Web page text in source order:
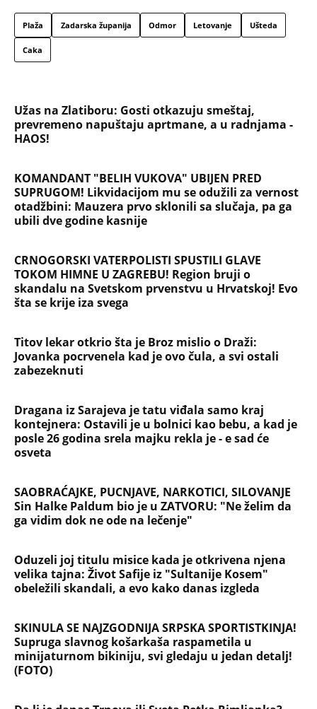
Plaža Zadarska županija Odmor Letovanje Ušteda
Caka
Užas na Zlatiboru: Gosti otkazuju smeštaj,
prevremeno napuštaju aprtmane, a u radnjama -
HAOS!
KOMANDANT "BELIH VUKOVA" UBIJEN PRED
SUPRUGOM! Likvidacijom mu se odužili za vernost
otadžbini: Mauzera prvo sklonili sa slučaja, pa ga
ubili dve godine kasnije
CRNOGORSKI VATERPOLISTI SPUSTILI GLAVE
TOKOM HIMNE U ZAGREBU! Region bruji o
skandalu na Svetskom prvenstvu u Hrvatskoj! Evo
šta se krije iza svega
Titov lekar otkrio šta je Broz mislio o Draži:
Jovanka pocrvenela kad je ovo čula, a svi ostali
zabezeknuti
Dragana iz Sarajeva je tatu viđala samo kraj
kontejnera: Ostavili je u bolnici kao bebu, a kad je
posle 26 godina srela majku rekla je - e sad će
osveta
SAOBRAĆAJKE, PUCNJAVE, NARKOTICI, SILOVANJE
Sin Halke Paldum bio je u ZATVORU: "Ne želim da
ga vidim dok ne ode na lečenje"
Oduzeli joj titulu misice kada je otkrivena njena
velika tajna: Život Safije iz "Sultanije Kosem"
obeležili skandali, a evo kako danas izgleda
SKINULA SE NAJZGODNIJA SRPSKA SPORTISTKINJA!
Supruga slavnog košarkaša raspametila u
minijaturnom bikiniju, svi gledaju u jedan detalj!
(FOTO)